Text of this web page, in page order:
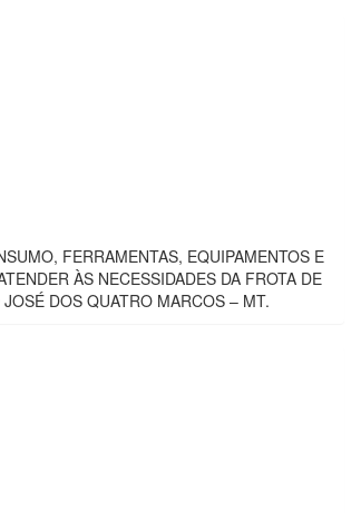
FERRAMENTAS, EQUIPAMENTOS E
ÀS NECESSIDADES DA FROTA DE
DOS QUATRO MARCOS – MT.